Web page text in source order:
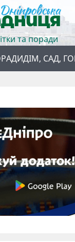
та поради
ДІМ, САД,